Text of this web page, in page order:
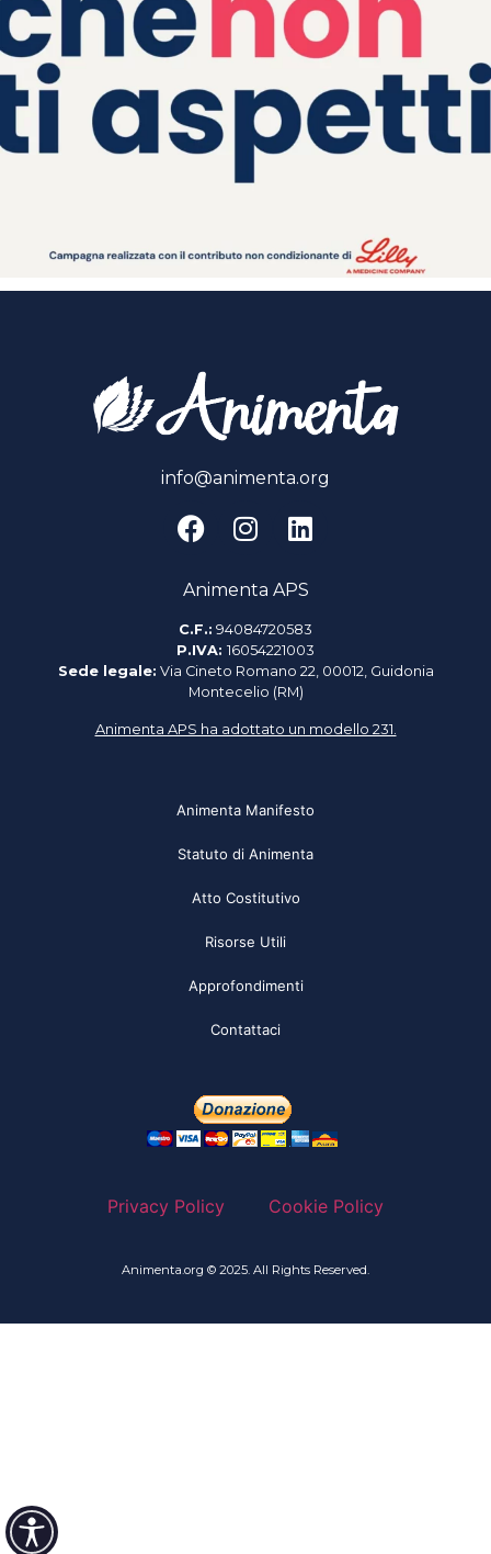
info@animenta.org
Animenta APS
C.F.: 94084720583
P.IVA: 16054221003
Sede legale: Via Cineto Romano 22, 00012, Guidonia
Montecelio (RM)
Animenta APS ha adottato un modello 231.
Animenta Manifesto
Statuto di Animenta
Atto Costitutivo
Risorse Utili
Approfondimenti
Contattaci
Privacy Policy Cookie Policy
Animenta.org © 2025. All Rights Reserved.